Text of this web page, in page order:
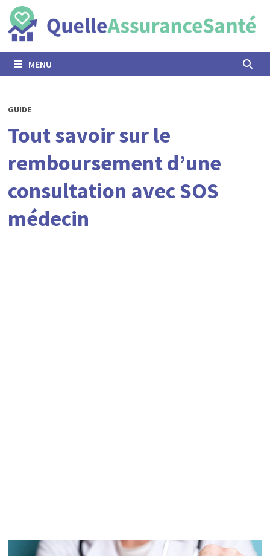
Passer
au
contenu
MENU
GUIDE
Tout savoir sur le
remboursement d’une
consultation avec SOS
médecin